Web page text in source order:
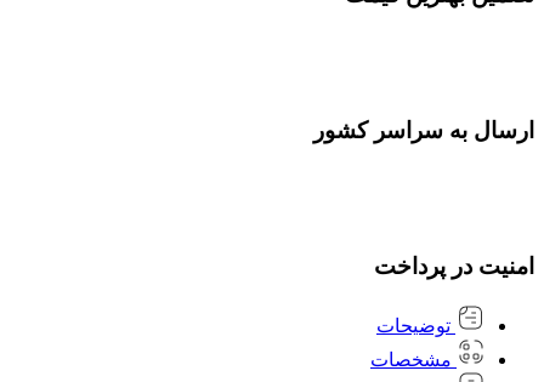
ارسال به سراسر کشور
امنیت در پرداخت
توضیحات
مشخصات